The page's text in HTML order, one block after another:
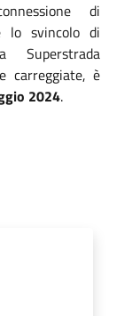
di
lo svincolo di
Superstrada
carreggiate, è
2024.